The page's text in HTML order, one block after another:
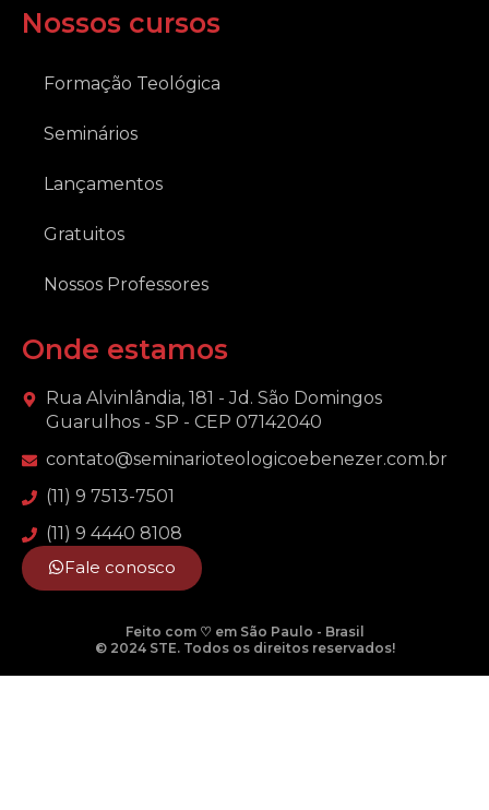
e
b
o
t
u
e
t
a
r
Nossos cursos
Formação Teológica
Seminários
Lançamentos
Gratuitos
Nossos Professores
Onde estamos
Rua Alvinlândia, 181 - Jd. São Domingos
Guarulhos - SP - CEP 07142040
contato@seminarioteologicoebenezer.com.br
(11) 9 7513-7501
(11) 9 4440 8108
Fale conosco
Feito com ♡ em São Paulo - Brasil
© 2024 STE. Todos os direitos reservados!